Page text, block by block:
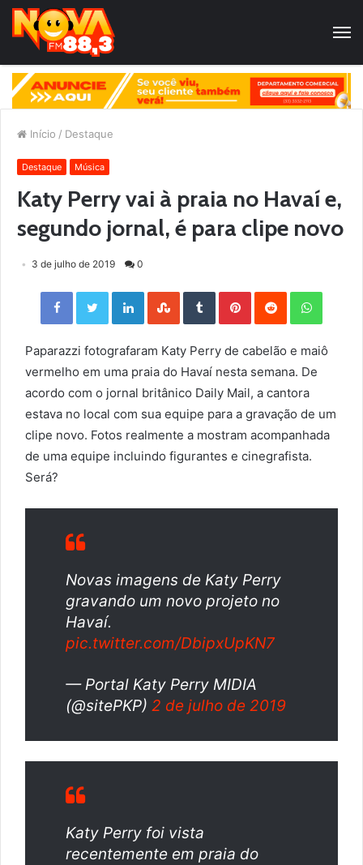
Início / Destaque
Destaque Música
Katy Perry vai à praia no Havaí e,
segundo jornal, é para clipe novo
3 de julho de 2019 0
Facebook Twitter LinkedIn StumbleUpon Tumblr Pinterest Reddit
Paparazzi fotografaram Katy Perry de cabelão e maiô
vermelho em uma praia do Havaí nesta semana. De
acordo com o jornal britânico Daily Mail, a cantora
estava no local com sua equipe para a gravação de um
clipe novo. Fotos realmente a mostram acompanhada
de uma equipe incluindo figurantes e cinegrafista.
Será?
Novas imagens de Katy Perry
gravando um novo projeto no
Havaí.
pic.twitter.com/DbipxUpKN7
— Portal Katy Perry MIDIA
(@sitePKP) 2 de julho de 2019
Katy Perry foi vista
recentemente em praia do